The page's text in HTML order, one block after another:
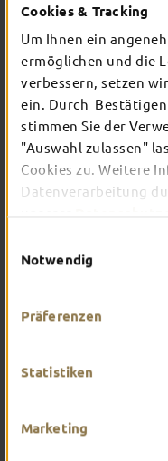
Cookies & Tracking
Um Ihnen ein
ermöglichen und die
verbessern, setzen
ein. Durch
stimmen Sie der
"Auswahl zulassen"
Cookies zu. Weitere
Datenverarbeitung
Notwendig
Präferenzen
Statistiken
Marketing
Das erlebst du
TOP-
In Fulda ist
Konzert, Musical,
Theater –
und Highlights in